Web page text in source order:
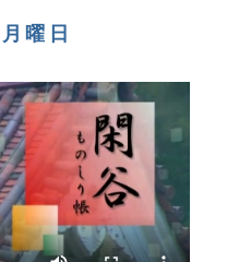
曜日